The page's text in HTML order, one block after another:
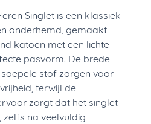
Singlet is een klassiek
onderhemd, gemaakt
katoen met een lichte
pasvorm. De brede
stof zorgen voor
terwijl de
zorgt dat het singlet
na veelvuldig